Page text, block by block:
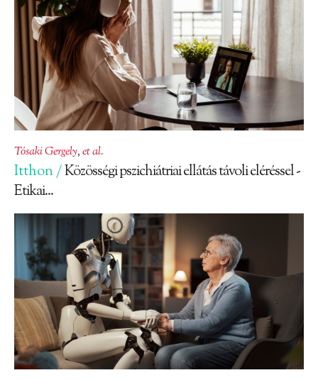
Tósaki Gergely,et al.
Itthon /Közösségi pszichiátriai ellátás távoli eléréssel -
Etikai...